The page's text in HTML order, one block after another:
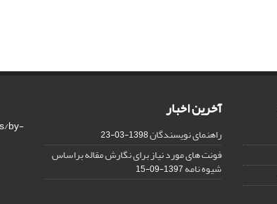
آخرین اخبار
راهنمای نویسندگان1398-03-23
فونت های مورد نیاز برای نگارش مقاله براساس
شیوه نامه1397-09-15
by-